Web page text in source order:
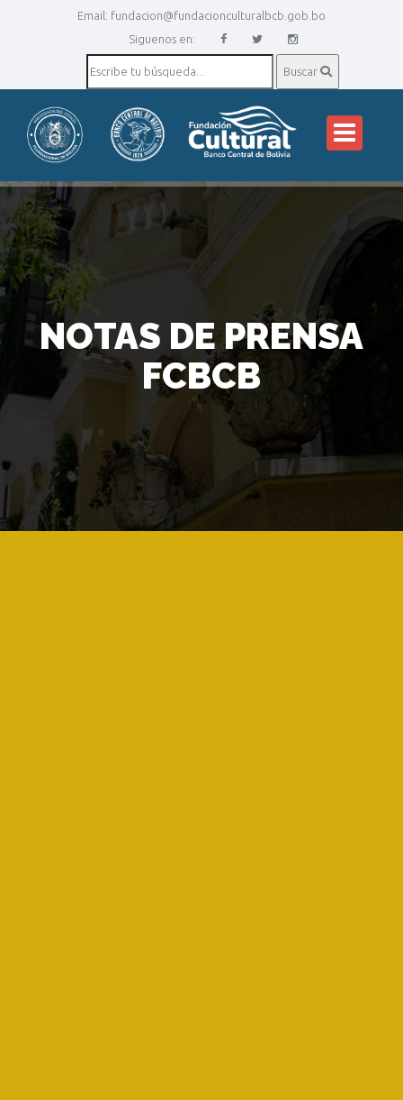
Email: fundacion@fundacionculturalbcb.gob.bo
Siguenos en:
Buscar
NOTAS DE PRENSA
FCBCB